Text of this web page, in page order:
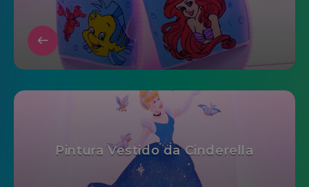
Pintura Vestido da Cinderella